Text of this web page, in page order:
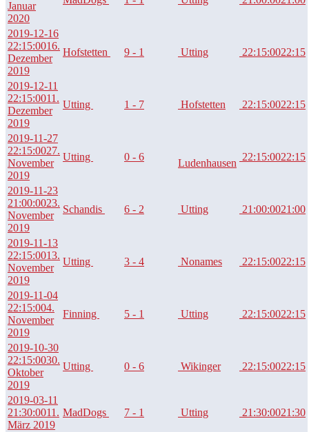
Januar
2020
2019-12-16
22:15:0016.
Dezember
2019
Hofstetten 9 - 1 Utting 22:15:0022:15
2019-12-11
22:15:0011.
Dezember
2019
Utting 1 - 7 Hofstetten 22:15:0022:15
2019-11-27
22:15:0027.
November
2019
Utting 0 - 6
Ludenhausen
22:15:0022:15
2019-11-23
21:00:0023.
November
2019
Schandis 6 - 2 Utting 21:00:0021:00
2019-11-13
22:15:0013.
November
2019
Utting 3 - 4 Nonames 22:15:0022:15
2019-11-04
22:15:004.
November
2019
Finning 5 - 1 Utting 22:15:0022:15
2019-10-30
22:15:0030.
Oktober
2019
Utting 0 - 6 Wikinger 22:15:0022:15
2019-03-11
21:30:0011.
März 2019
MadDogs 7 - 1 Utting 21:30:0021:30